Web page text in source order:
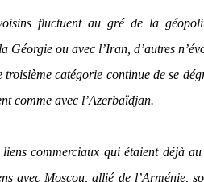
fluctuent au gré de la
Géorgie ou avec l’Iran, d’autres
catégorie continue de se
comme avec l’Azerbaïdjan.
commerciaux qui étaient déjà
avec Moscou, allié de l’Arménie,